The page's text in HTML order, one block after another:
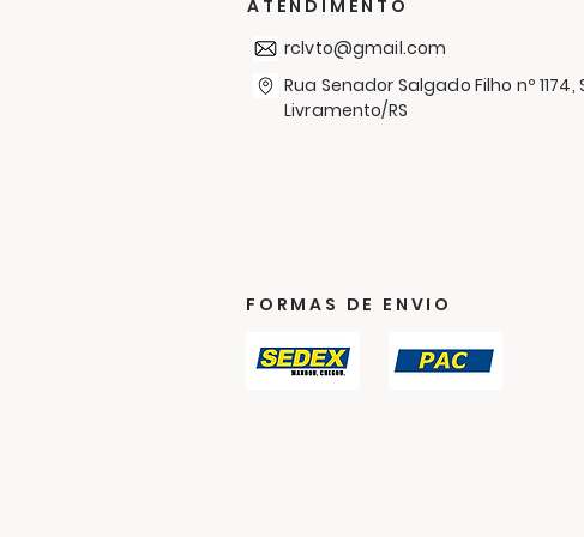
uma Campanha de
Agasalhos
ATENDIMENTO
rclvto@gmail.com
Rua Senador Salgado Filho nº
Livramento/RS
FORMAS DE ENVIO